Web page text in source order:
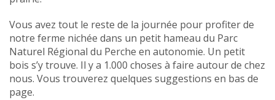
Vous avez tout le reste de la journée pour profiter de
notre ferme nichée dans un petit hameau du Parc
Naturel Régional du Perche en autonomie. Un petit
bois s’y trouve. Il y a 1.000 choses à faire autour de chez
nous. Vous trouverez quelques suggestions en bas de
page.